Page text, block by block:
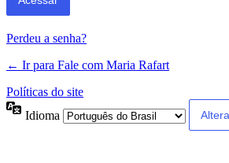
Perdeu a senha?
← Ir para Fale com Maria Rafart
Políticas do site
Idioma